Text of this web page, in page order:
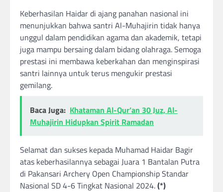
Keberhasilan Haidar di ajang panahan nasional ini
menunjukkan bahwa santri Al-Muhajirin tidak hanya
unggul dalam pendidikan agama dan akademik, tetapi
juga mampu bersaing dalam bidang olahraga. Semoga
prestasi ini membawa keberkahan dan menginspirasi
santri lainnya untuk terus mengukir prestasi
gemilang.
Baca Juga: Khataman Al-Qur’an 30 Juz, Al-
Muhajirin Hidupkan Spirit Ramadan
Selamat dan sukses kepada Muhamad Haidar Bagir
atas keberhasilannya sebagai Juara 1 Bantalan Putra
di Pakansari Archery Open Championship Standar
Nasional SD 4-6 Tingkat Nasional 2024.(*)